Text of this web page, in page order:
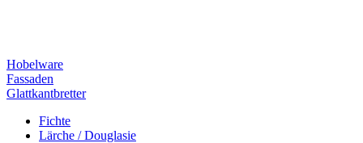
Hobelware
Fassaden
Glattkantbretter
Fichte
Lärche / Douglasie